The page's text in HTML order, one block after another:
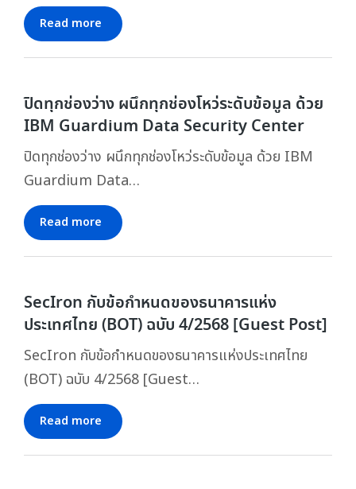
Read more
ปิดทุกช่องว่าง ผนึกทุกช่องโหว่ระดับข้อมูล ด้วย
IBM Guardium Data Security Center
ปิดทุกช่องว่าง ผนึกทุกช่องโหว่ระดับข้อมูล ด้วย IBM
Guardium Data…
Read more
SecIron กับข้อกำหนดของธนาคารแห่ง
ประเทศไทย (BOT) ฉบับ 4/2568 [Guest Post]
SecIron กับข้อกำหนดของธนาคารแห่งประเทศไทย
(BOT) ฉบับ 4/2568 [Guest…
Read more